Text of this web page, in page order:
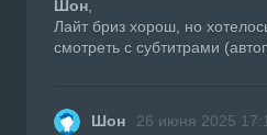
Шон
Лайт бриз хорош, но
смотреть с субтитрами
Шон 26 июня 2025